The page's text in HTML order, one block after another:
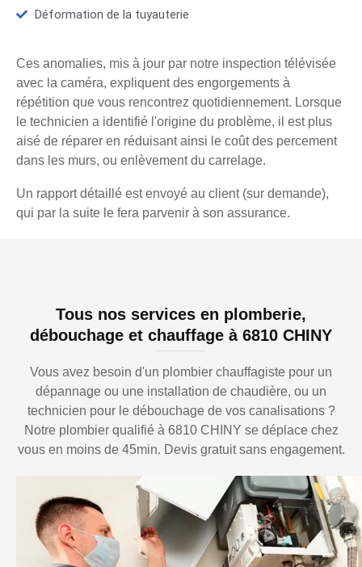
Déformation de la tuyauterie
Ces anomalies, mis à jour par notre inspection télévisée
avec la caméra, expliquent des engorgements à
répétition que vous rencontrez quotidiennement. Lorsque
le technicien a identifié l'origine du problème, il est plus
aisé de réparer en réduisant ainsi le coût des percement
dans les murs, ou enlèvement du carrelage.
Un rapport détaillé est envoyé au client (sur demande),
qui par la suite le fera parvenir à son assurance.
Tous nos services en plomberie,
débouchage et chauffage à 6810 CHINY
Vous avez besoin d'un plombier chauffagiste pour un
dépannage ou une installation de chaudière, ou un
technicien pour le débouchage de vos canalisations ?
Notre plombier qualifié à 6810 CHINY se déplace chez
vous en moins de 45min. Devis gratuit sans engagement.